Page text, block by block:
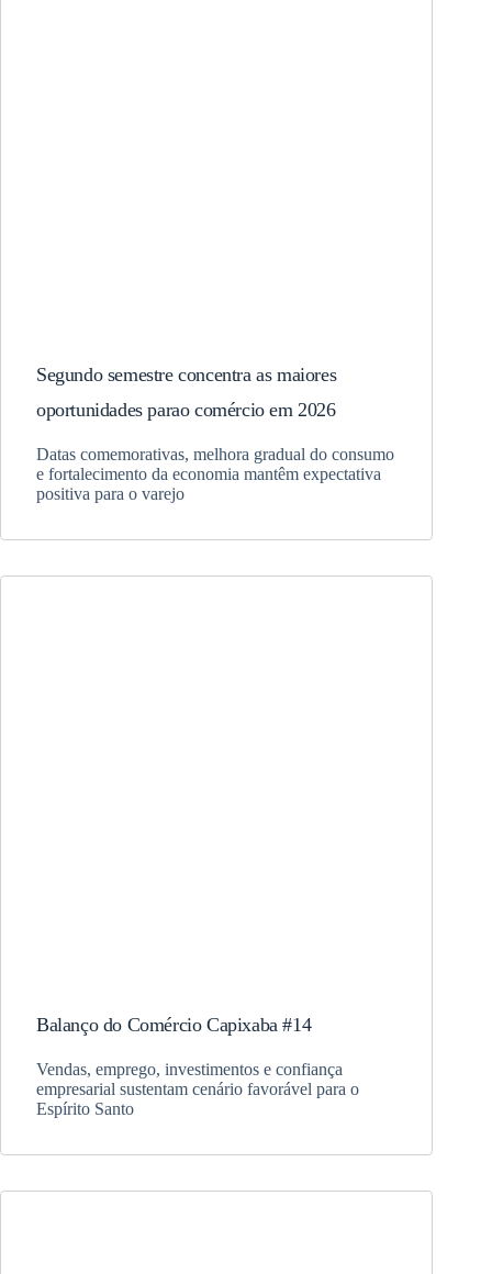
Segundo semestre concentra as maiores
oportunidades parao comércio em 2026
Datas comemorativas, melhora gradual do consumo
e fortalecimento da economia mantêm expectativa
positiva para o varejo
Balanço do Comércio Capixaba #14
Vendas, emprego, investimentos e confiança
empresarial sustentam cenário favorável para o
Espírito Santo